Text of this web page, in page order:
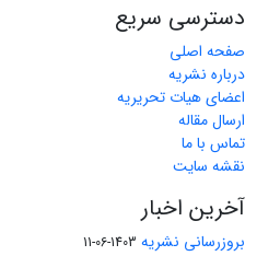
دسترسی سریع
صفحه اصلی
درباره نشریه
اعضای هیات تحریریه
ارسال مقاله
تماس با ما
نقشه سایت
آخرین اخبار
بروزرسانی نشریه 1403-06-11